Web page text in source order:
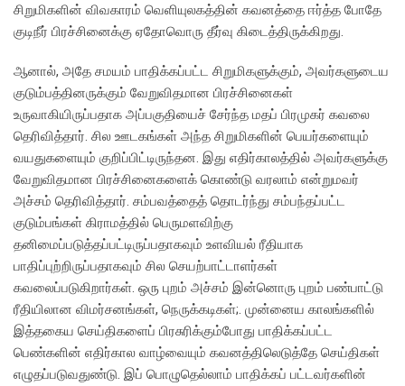
சிறுமிகளின் விவகாரம் வெளியுலகத்தின் கவனத்தை ஈர்த்த போதே
குடிநீர் பிரச்சினைக்கு ஏதோவொரு தீர்வு கிடைத்திருக்கிறது.
ஆனால், அதே சமயம் பாதிக்கப்பட்ட சிறுமிகளுக்கும், அவர்களுடைய
குடும்பத்தினருக்கும் வேறுவிதமான பிரச்சினைகள்
உருவாகியிருப்பதாக அப்பகுதியைச் சேர்ந்த மதப் பிரமுகர் கவலை
தெரிவித்தார். சில ஊடகங்கள் அந்த சிறுமிகளின் பெயர்களையும்
வயதுகளையும் குறிப்பிட்டிருந்தன. இது எதிர்காலத்தில் அவர்களுக்கு
வேறுவிதமான பிரச்சினைகளைக் கொண்டு வரலாம் என்றுமவர்
அச்சம் தெரிவித்தார். சம்பவத்தைத் தொடர்ந்து சம்பந்தப்பட்ட
குடும்பங்கள் கிராமத்தில் பெருமளவிற்கு
தனிமைப்படுத்தப்பட்டிருப்பதாகவும் உளவியல் ரீதியாக
பாதிப்புற்றிருப்பதாகவும் சில செயற்பாட்டாளர்கள்
கவலைப்படுகிறார்கள். ஒரு புறம் அச்சம் இன்னொரு புறம் பண்பாட்டு
ரீதியிலான விமர்சனங்கள், நெருக்கடிகள்;. முன்னைய காலங்களில்
இத்தகைய செய்திகளைப் பிரசுரிக்கும்போது பாதிக்கப்பட்ட
பெண்களின் எதிர்கால வாழ்வையும் கவனத்திலெடுத்தே செய்திகள்
எழுதப்படுவதுண்டு. இப் பொழுதெல்லாம் பாதிக்கப் பட்டவர்களின்